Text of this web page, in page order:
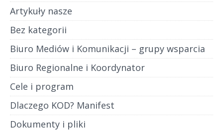
Artykuły nasze
Bez kategorii
Biuro Mediów i Komunikacji – grupy wsparcia
Biuro Regionalne i Koordynator
Cele i program
Dlaczego KOD? Manifest
Dokumenty i pliki